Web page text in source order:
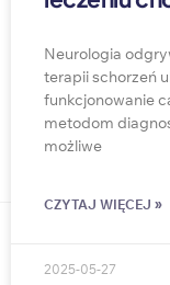
Neurologia
terapii schorzeń
funkcjonowanie
metodom
możliwe
CZYTAJ WIĘCEJ »
2025-05-27